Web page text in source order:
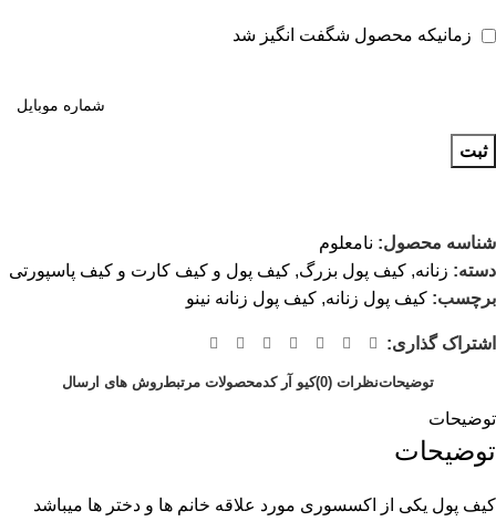
زمانیکه محصول شگفت انگیز شد
ثبت
شناسه محصول: نامعلوم
دسته: زنانه, کیف پول بزرگ, کیف پول و کیف کارت و کیف پاسپورتی
برچسب: کیف پول زنانه, کیف پول زنانه نینو
اشتراک گذاری:
توضیحاتنظرات (0) کیو آر کدمحصولات مرتبطروش های ارسال
توضیحات
توضیحات
کیف پول یکی از اکسسوری مورد علاقه خانم ها و دختر ها میباشد